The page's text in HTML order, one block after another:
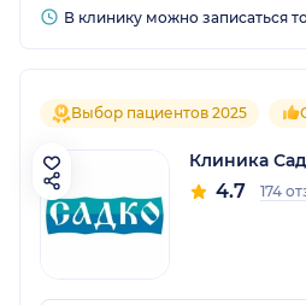
В клинику можно записаться
Выбор пациентов 2025
Клиника
4.7 174